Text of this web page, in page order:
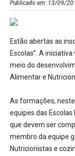
Publicado em: 13/09/
Estão abertas as
Escolas”. A
meio do
Alimentar e
As formações,
equipes das Escolas
que devem ser
membro da equipe
Nutricionistas e